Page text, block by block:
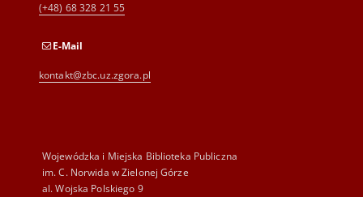
(+48) 68 328 21 55
E-Mail
kontakt@zbc.uz.zgora.pl
Wojewódzka i Miejska Biblioteka Publiczna
im. C. Norwida w Zielonej Górze
al. Wojska Polskiego 9